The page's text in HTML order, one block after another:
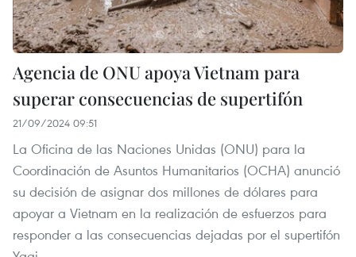
Agencia de ONU apoya Vietnam para
superar consecuencias de supertifón
21/09/2024 09:51
La Oficina de las Naciones Unidas (ONU) para la
Coordinación de Asuntos Humanitarios (OCHA) anunció
su decisión de asignar dos millones de dólares para
apoyar a Vietnam en la realización de esfuerzos para
responder a las consecuencias dejadas por el supertifón